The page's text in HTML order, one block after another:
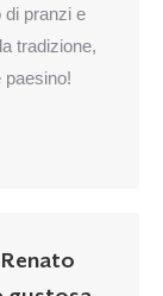
di pranzi e
tradizione,
paesino!